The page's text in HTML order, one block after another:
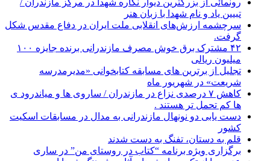
تبیین یاد و نام شهدا با زبان هنر
سرچشمه ارزش‌های انقلابی ملت ایران در دفاع مقدس شکل
گرفت.
۴۲ مشترک برق خوش مصرف مازندرانی برنده جایزه ۱۰۰
میلیون ریالی
تجلیل از برترین های مسابقه کتابخوانی «مدیرمدرسه
شریعت» در شهریور ماه
کاهش ۷ درصدی نزاع در مازندران / ساروی ها و میاندرود ی
ها کم تحمل تر هستند‌ .
دست یابی دو نونهال مازندرانی به مدال در مسابقات اسکیت
کشور
قلم به دستان، تفنگ به دست شدند
برگزاری ویژه برنامه “کتاب در روستای من” در ساری